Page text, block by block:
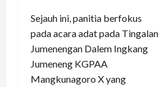
Sejauh ini, panitia berfokus
pada acara adat pada Tingalan
Jumenengan Dalem Ingkang
Jumeneng KGPAA
Mangkunagoro X yang